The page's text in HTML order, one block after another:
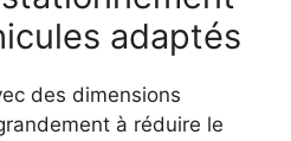
adaptés
des dimensions
à réduire le